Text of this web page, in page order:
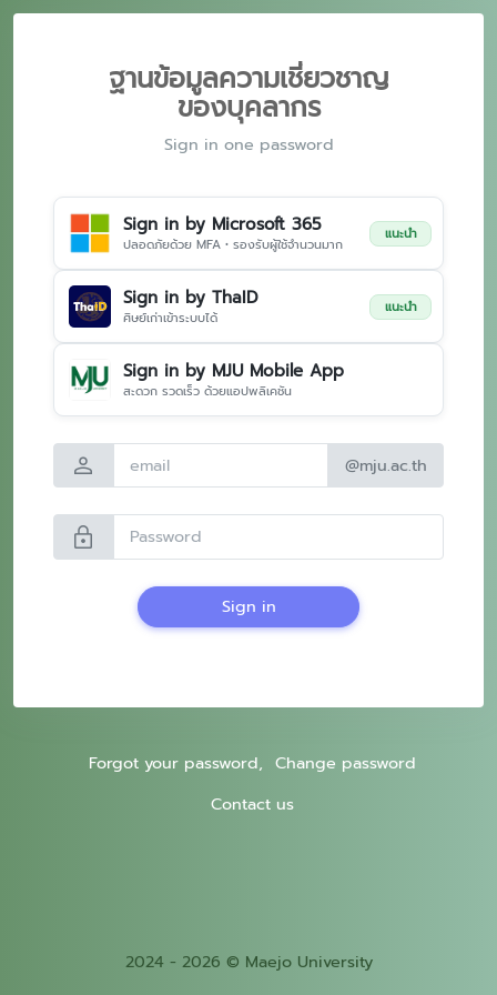
ฐานข้อมูลความเชี่ยวชาญ
ของบุคลากร
Sign in one password
Sign in by Microsoft 365
ปลอดภัยด้วย MFA • รองรับผู้ใช้จำนวนมาก
แนะนำ
Sign in by ThaID
ศิษย์เก่าเข้าระบบได้
แนะนำ
Sign in by MJU Mobile App
สะดวก รวดเร็ว ด้วยแอปพลิเคชัน
person @mju.ac.th
lock
Sign in
Forgot your password, Change password
Contact us
2024 - 2026 © Maejo University